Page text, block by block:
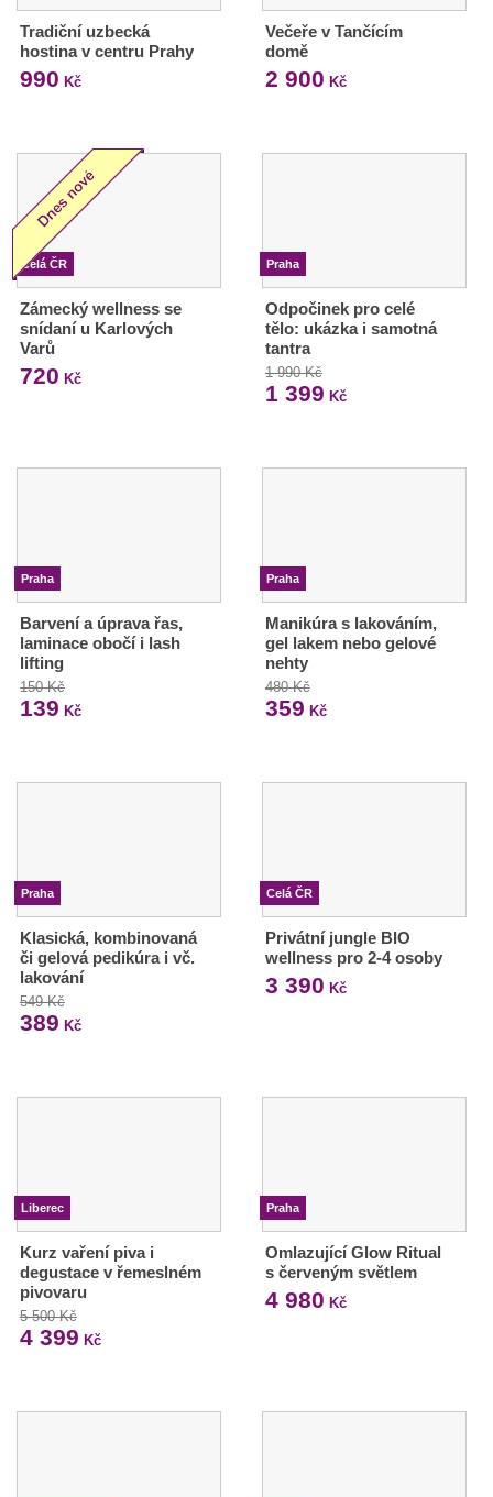
Tradiční uzbecká
hostina v centru Prahy
990 Kč
Večeře v Tančícím
domě
2 900 Kč
Celá ČR
Zámecký wellness se
snídaní u Karlových
Varů
720 Kč
Praha
Odpočinek pro celé
tělo: ukázka i samotná
tantra
1 990 Kč
1 399 Kč
Praha
Barvení a úprava řas,
laminace obočí i lash
lifting
150 Kč
139 Kč
Praha
Manikúra s lakováním,
gel lakem nebo gelové
nehty
480 Kč
359 Kč
Praha
Klasická, kombinovaná
či gelová pedikúra i vč.
lakování
549 Kč
389 Kč
Celá ČR
Privátní jungle BIO
wellness pro 2-4 osoby
3 390 Kč
Liberec
Kurz vaření piva i
degustace v řemeslném
pivovaru
5 500 Kč
4 399 Kč
Praha
Omlazující Glow Ritual
s červeným světlem
4 980 Kč